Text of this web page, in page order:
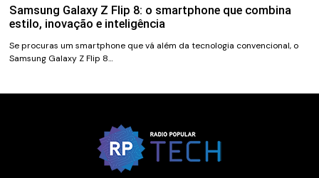
Samsung Galaxy Z Flip 8: o smartphone que combina
estilo, inovação e inteligência
Se procuras um smartphone que vá além da tecnologia convencional, o
Samsung Galaxy Z Flip 8…